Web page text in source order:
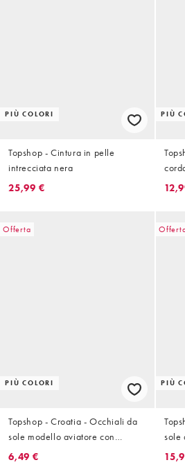
PIÙ COLORI
Topshop - Cintura in pelle
intrecciata nera
25,99 €
PIÙ
Offerta
PIÙ COLORI
Topshop - Croatia - Occhiali da
sole modello aviatore con
montatura in metallo color oro
6,49 €
PIÙ
sole